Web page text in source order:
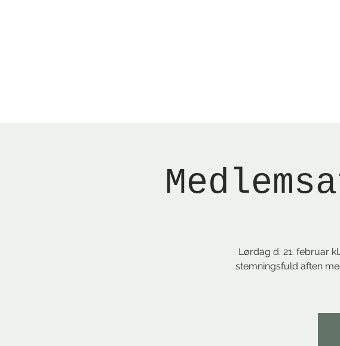
Lørdag d. 21. februar
stemningsfuld aften